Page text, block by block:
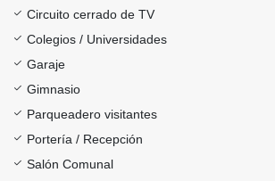
Circuito cerrado de TV
Colegios / Universidades
Garaje
Gimnasio
Parqueadero visitantes
Portería / Recepción
Salón Comunal